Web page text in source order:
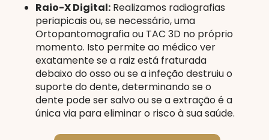
Raio-X Digital:Realizamos radiografias
periapicais ou, se necessário, uma
Ortopantomografia ou TAC 3D no próprio
momento. Isto permite ao médico ver
exatamente se a raiz está fraturada
debaixo do osso ou se a infeção destruiu o
suporte do dente, determinando se o
dente pode ser salvo ou se a extração é a
única via para eliminar o risco à sua saúde.